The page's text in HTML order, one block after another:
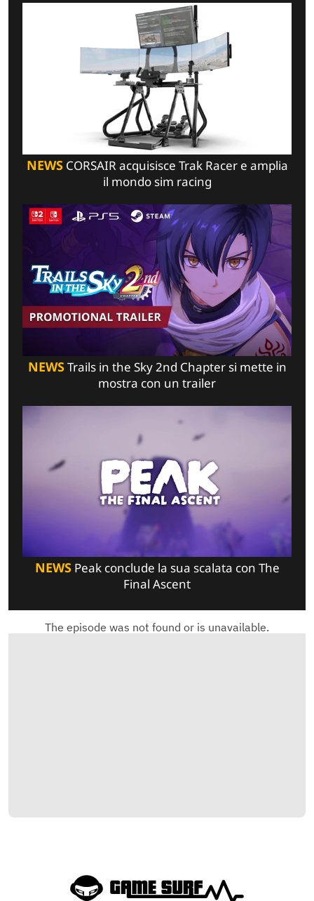
NEWSCORSAIR acquisisce Trak Racer e amplia
il mondo sim racing
NEWSTrails in the Sky 2nd Chapter si mette in
mostra con un trailer
NEWSPeak conclude la sua scalata con The
Final Ascent